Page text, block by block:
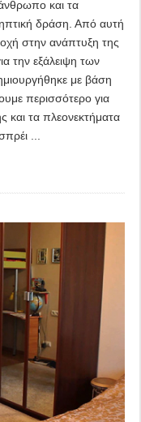
και τα
δράση. Από αυτή
στην ανάπτυξη της
την εξάλειψη των
με βάση
περισσότερο για
και τα πλεονεκτήματα
...